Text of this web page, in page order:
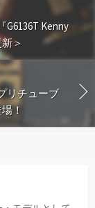
Kenny
＞
リチューブ
！